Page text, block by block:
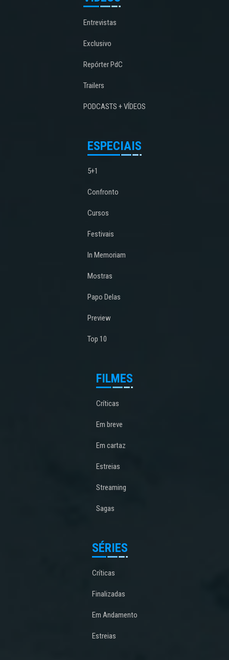
Entrevistas
Exclusivo
Repórter PdC
Trailers
PODCASTS + VÍDEOS
ESPECIAIS
5+1
Confronto
Cursos
Festivais
In Memoriam
Mostras
Papo Delas
Preview
Top 10
FILMES
Críticas
Em breve
Em cartaz
Estreias
Streaming
Sagas
SÉRIES
Críticas
Finalizadas
Em Andamento
Estreias